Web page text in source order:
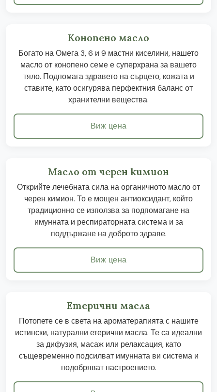
Конопено масло
Богато на Омега 3, 6 и 9 мастни киселини, нашето
масло от конопено семе е суперхрана за вашето
тяло. Подпомага здравето на сърцето, кожата и
ставите, като осигурява перфектния баланс от
хранителни вещества.
Виж цена
Масло от черен кимион
Открийте лечебната сила на органичното масло от
черен кимион. То е мощен антиоксидант, който
традиционно се използва за подпомагане на
имунната и респираторната система и за
поддържане на доброто здраве.
Виж цена
Етерични масла
Потопете се в света на ароматерапията с нашите
истински, натурални етерични масла. Те са идеални
за дифузия, масаж или релаксация, като
същевременно подсилват имунната ви система и
подобряват настроението.